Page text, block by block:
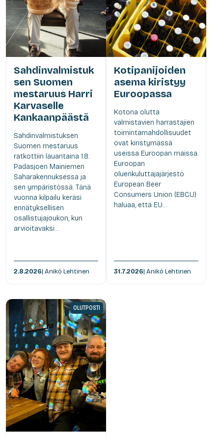
Sahdinvalmistuk
sen Suomen
mestaruus Harri
Karvaselle
Kankaanpäästä
Sahdinvalmistuksen
Suomen mestaruus
ratkottiin lauantaina 1.8.
Padasjoen Mainiemen
Saharakennuksessa ja
sen ympäristössä. Tänä
vuonna kilpailu keräsi
ennätyksellisen
osallistujajoukon, kun
arvioitavaksi...
2.8.2026| Anikó Lehtinen
Kotipanijoiden
asema kiristyy
Euroopassa
Kotona olutta
valmistavien harrastajien
toimintamahdollisuudet
ovat kiristymässä
useissa Euroopan maissa.
Euroopan
oluenkuluttajajärjestö
European Beer
Consumers Union (EBCU)
haluaa, että EU...
31.7.2026| Anikó Lehtinen
OLUTPOSTI